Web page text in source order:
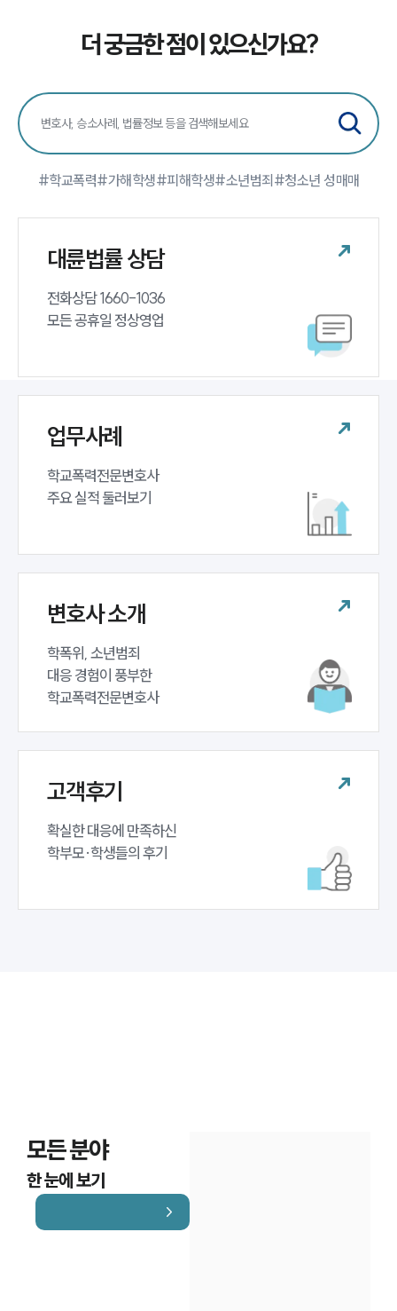
팀소개
대륜의 강점
글로벌 파트너 로펌
학교폭력대응팀 업무
학교폭력전문변호사
법률서식
뉴스레터/브로슈어
더 궁금한 점이 있으신가요?
#학교폭력#가해학생#피해학생#소년범죄 #청소년 성매매
대륜법률 상담
전화상담 1660-1036
모든 공휴일 정상영업
업무사례
학교폭력전문변호사
주요 실적 둘러보기
변호사 소개
학폭위, 소년범죄
대응 경험이 풍부한
학교폭력전문변호사
고객후기
확실한 대응에 만족하신
학부모·학생들의 후기
모든 분야
한 눈에 보기